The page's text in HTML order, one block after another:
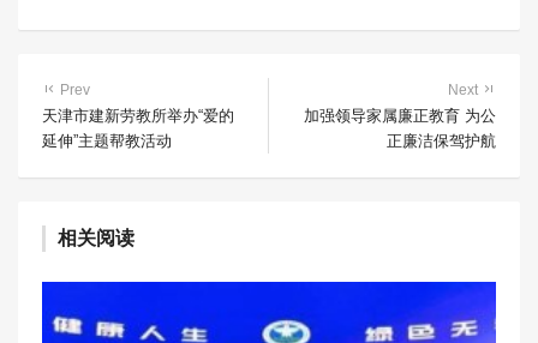
Prev
天津市建新劳教所举办“爱的
延伸”主题帮教活动
Next
加强领导家属廉正教育 为公
正廉洁保驾护航
相关阅读